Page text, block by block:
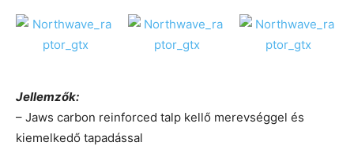
Jellemzők:
– Jaws carbon reinforced talp kellő merevséggel és
kiemelkedő tapadással